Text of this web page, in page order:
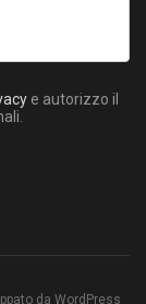
e autorizzo il
da WordPress